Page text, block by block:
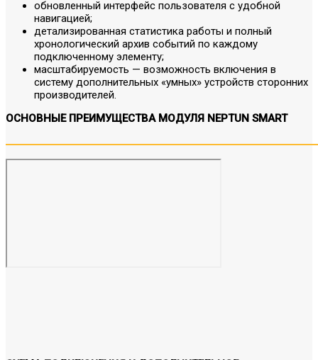
обновленный интерфейс пользователя с удобной
навигацией;
детализированная статистика работы и полный
хронологический архив событий по каждому
подключенному элементу;
масштабируемость — возможность включения в
систему дополнительных «умных» устройств сторонних
производителей.
ОСНОВНЫЕ ПРЕИМУЩЕСТВА МОДУЛЯ NEPTUN SMART